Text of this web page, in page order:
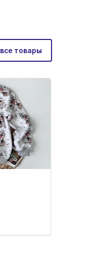
товары